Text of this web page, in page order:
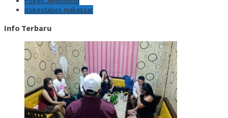
polrestabes makassar
Info Terbaru